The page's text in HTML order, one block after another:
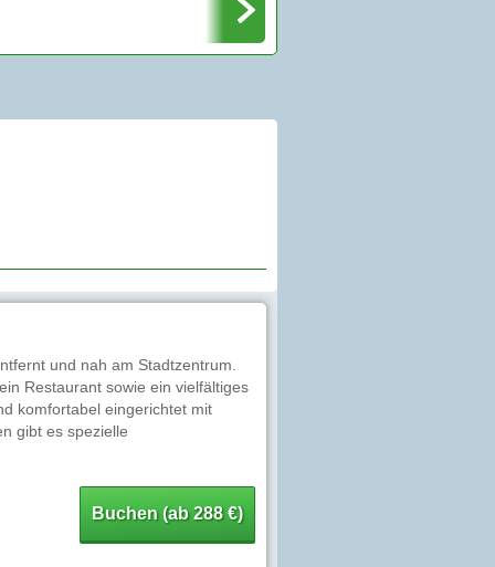
und nah am Stadtzentrum.
Restaurant sowie ein vielfältiges
komfortabel eingerichtet mit
gibt es spezielle
Buchen (ab 288 €)